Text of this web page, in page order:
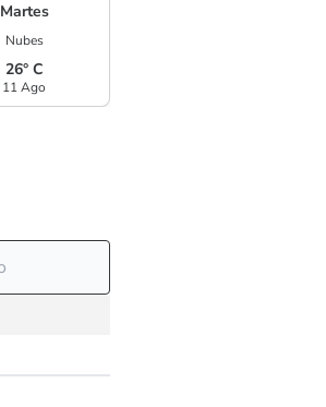
Martes
Nubes
26° C
11 Ago